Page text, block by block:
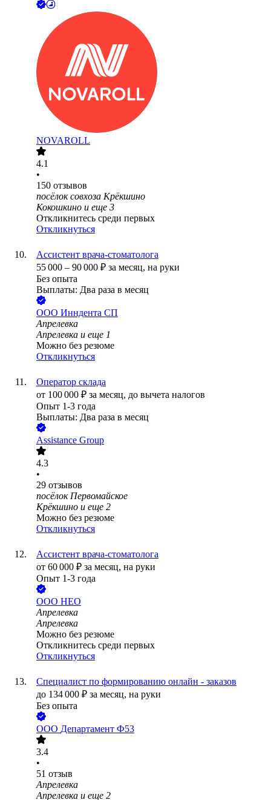
NOVAROLL
4.1
•
150 отзывов
посёлок совхоза Крёкшино
Кокошкино и еще 3
Откликнитесь среди первых
Откликнуться
Ассистент врача-стоматолога
55 000 – 90 000 ₽ за месяц, на руки
Без опыта
Выплаты: Два раза в месяц
ООО Инндента СП
Апрелевка
Апрелевка и еще 1
Можно без резюме
Откликнуться
Оператор склада
от 100 000 ₽ за месяц, до вычета налогов
Опыт 1-3 года
Выплаты: Два раза в месяц
Assistance Group
4.3
•
29 отзывов
посёлок Первомайское
Крёкшино и еще 2
Можно без резюме
Откликнуться
Ассистент врача-стоматолога
от 60 000 ₽ за месяц, на руки
Опыт 1-3 года
ООО НЕО
Апрелевка
Апрелевка
Можно без резюме
Откликнитесь среди первых
Откликнуться
Специалист по формированию онлайн - заказов
до 134 000 ₽ за месяц, на руки
Без опыта
ООО Департамент Ф53
3.4
•
51 отзыв
Апрелевка
Апрелевка и еще 2